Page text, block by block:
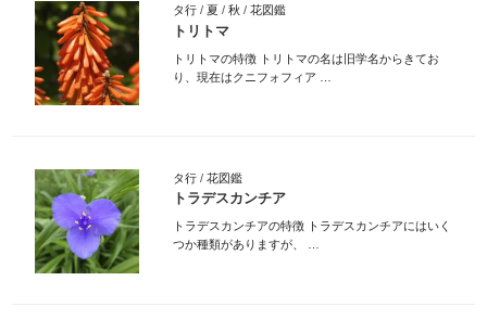
タ行/ 夏 / 秋 / 花図鑑
トリトマ
トリトマの特徴 トリトマの名は旧学名からきてお
り、現在はクニフォフィア …
タ行/ 花図鑑
トラデスカンチア
トラデスカンチアの特徴 トラデスカンチアにはいく
つか種類がありますが、 …